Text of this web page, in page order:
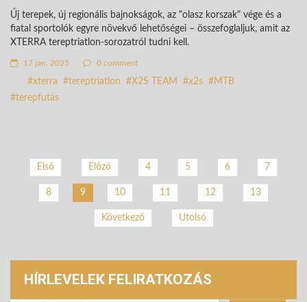
Új terepek, új regionális bajnokságok, az "olasz korszak" vége és a
fiatal sportolók egyre növekvő lehetőségei – összefoglaljuk, amit az
XTERRA tereptriatlon-sorozatról tudni kell.
17 jan. 2025 0 comment
xterra tereptriatlon X2S TEAM x2s
MTB
terepfutás
Első Előző 4 5 6 7
8 9 10 11 12 13
Következő Utolsó
HÍRLEVELEK FELIRATKOZÁS